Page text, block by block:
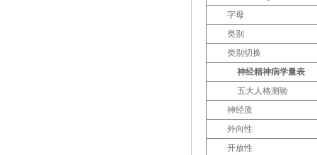
字母
类别
类别切换
神经精神病学量表
五大人格测验
神经质
外向性
开放性